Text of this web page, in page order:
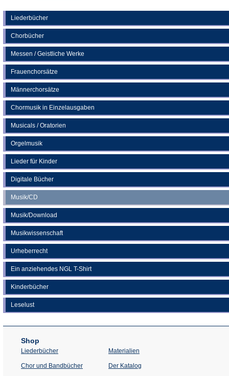
Liederbücher
Chorbücher
Messen / Geistliche Werke
Frauenchorsätze
Männerchorsätze
Chormusik in Einzelausgaben
Musicals / Oratorien
Orgelmusik
Lieder für Kinder
Digitale Bücher
Musik/CD
Musik/Download
Musikwissenschaft
Urheberrecht
Ein anziehendes NGL T-Shirt
Kinderbücher
Leselust
Shop
Liederbücher
Chor und Bandbücher
Materialien
Der Katalog